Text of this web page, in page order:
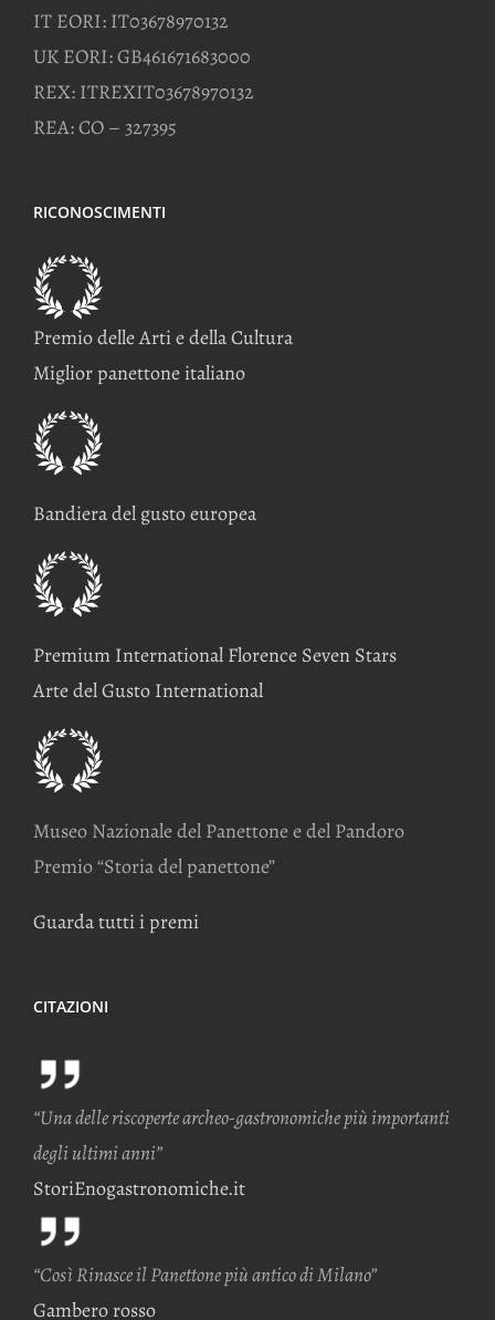
IT EORI: IT03678970132
UK EORI: GB461671683000
REX: ITREXIT03678970132
REA: CO – 327395
RICONOSCIMENTI
Premio delle Arti e della Cultura
Miglior panettone italiano
Bandiera del gusto europea
Premium International Florence Seven Stars
Arte del Gusto International
Museo Nazionale del Panettone e del Pandoro
Premio “Storia del panettone”
Guarda tutti i premi
CITAZIONI
“Una delle riscoperte archeo-gastronomiche più importanti
degli ultimi anni”
StoriEnogastronomiche.it
“Così Rinasce il Panettone più antico di Milano”
Gambero rosso